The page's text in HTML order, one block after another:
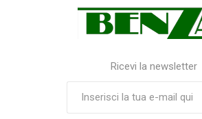
Ricevi la newsletter